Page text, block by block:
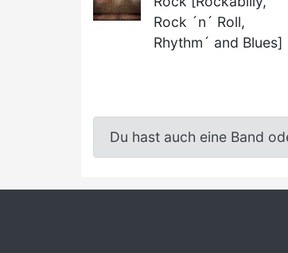
Rock ´n´ Roll,
Rhythm´ and Blues]
Du hast auch eine Band